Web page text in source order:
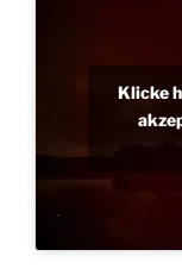
Klicke